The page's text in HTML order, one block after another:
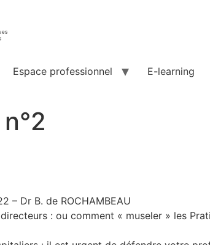
Espace professionnel E-learning
– Dr B. de ROCHAMBEAU
: ou comment « museler » les